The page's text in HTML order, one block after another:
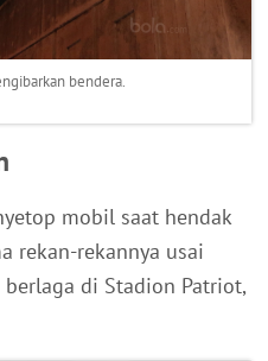
bendera.
mobil saat hendak
rekan-rekannya usai
di Stadion Patriot,